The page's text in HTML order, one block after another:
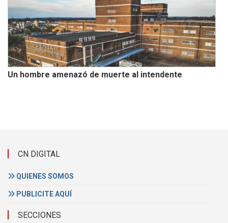
Un hombre amenazó de muerte al intendente
CN DIGITAL
QUIENES SOMOS
PUBLICITE AQUÍ
SECCIONES